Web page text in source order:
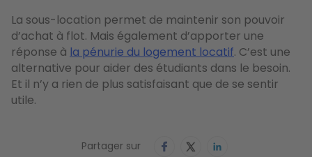
La sous-location permet de maintenir son pouvoir
d’achat à flot. Mais également d’apporter une
réponse à la pénurie du logement locatif. C’est une
alternative pour aider des étudiants dans le besoin.
Et il n’y a rien de plus satisfaisant que de se sentir
utile.
Partager sur